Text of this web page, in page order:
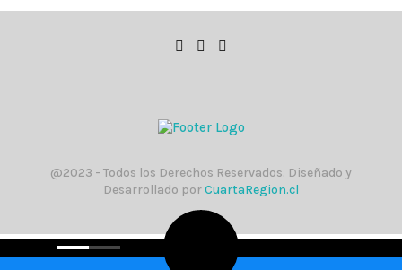
@2023 - Todos los Derechos Reservados. Diseñado y
Desarrollado porCuartaRegion.cl